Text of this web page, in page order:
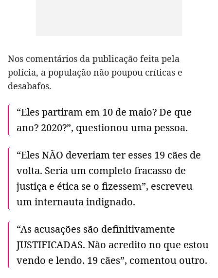
Nos comentários da publicação feita pela
polícia, a população não poupou críticas e
desabafos.
“Eles partiram em 10 de maio? De que
ano? 2020?”, questionou uma pessoa.
“Eles NÃO deveriam ter esses 19 cães de
volta. Seria um completo fracasso de
justiça e ética se o fizessem”, escreveu
um internauta indignado.
“As acusações são definitivamente
JUSTIFICADAS. Não acredito no que estou
vendo e lendo. 19 cães”, comentou outro.